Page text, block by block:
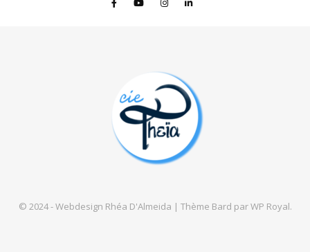
© 2024 - Webdesign Rhéa D'Almeida | Thème Bard parWP Royal.